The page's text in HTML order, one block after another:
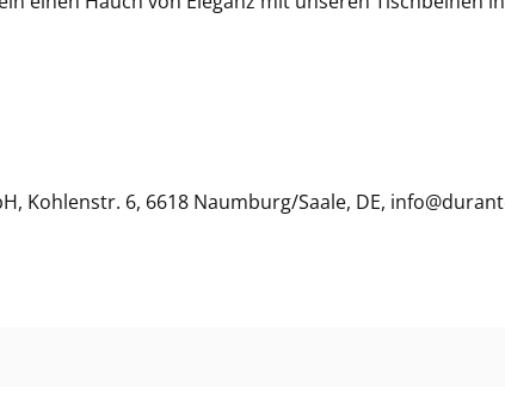
Kohlenstr. 6, 6618 Naumburg/Saale, DE,